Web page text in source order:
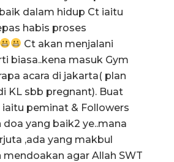
dalam hidup Ct iaitu
habis proses
Ct akan menjalani
biasa..kena masuk Gym
acara di jakarta( plan
KL sbb pregnant). Buat
iaitu peminat & Followers
yang baik2 ye..mana
,ada yang makbul
mendoakan agar Allah SWT